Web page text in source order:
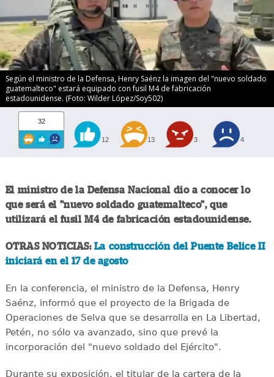
Según el ministro de la Defensa, Henry Saénz la imagen del "nuevo soldado
guatemalteco" estará equipado con fusil M4 de fabricación
estadounidense. (Foto: Wilder López/Soy502)
32
12 13 3 4
El ministro de la Defensa Nacional dio a conocer lo
que será el "nuevo soldado guatemalteco", que
utilizará el fusil M4 de fabricación estadounidense.
OTRAS NOTICIAS:La construcción del Puente Belice II
iniciará en el 17 de agosto
En la conferencia, el ministro de la Defensa, Henry
Saénz, informó que el proyecto de la Brigada de
Operaciones de Selva que se desarrolla en La Libertad,
Petén, no sólo va avanzado, sino que prevé la
incorporación del "nuevo soldado del Ejército".
Durante su exposición, el titular de la cartera de la